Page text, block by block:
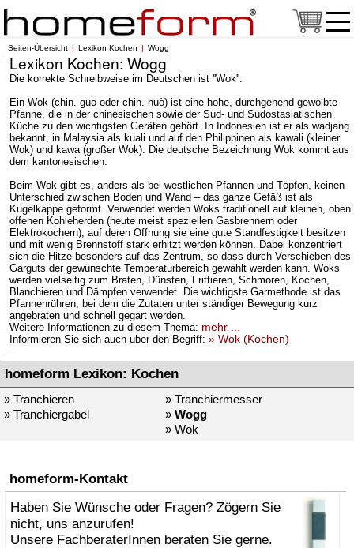
Seiten-Übersicht Lexikon Kochen Wogg
Lexikon Kochen: Wogg
Die korrekte Schreibweise im Deutschen ist ''Wok''.
Ein Wok (chin. guō oder chin. huò) ist eine hohe, durchgehend gewölbte
Pfanne, die in der chinesischen sowie der Süd- und Südostasiatischen
Küche zu den wichtigsten Geräten gehört. In Indonesien ist er als wadjang
bekannt, in Malaysia als kuali und auf den Philippinen als kawali (kleiner
Wok) und kawa (großer Wok). Die deutsche Bezeichnung Wok kommt aus
dem kantonesischen.
Beim Wok gibt es, anders als bei westlichen Pfannen und Töpfen, keinen
Unterschied zwischen Boden und Wand – das ganze Gefäß ist als
Kugelkappe geformt. Verwendet werden Woks traditionell auf kleinen, oben
offenen Kohleherden (heute meist speziellen Gasbrennern oder
Elektrokochern), auf deren Öffnung sie eine gute Standfestigkeit besitzen
und mit wenig Brennstoff stark erhitzt werden können. Dabei konzentriert
sich die Hitze besonders auf das Zentrum, so dass durch Verschieben des
Garguts der gewünschte Temperaturbereich gewählt werden kann. Woks
werden vielseitig zum Braten, Dünsten, Frittieren, Schmoren, Kochen,
Blanchieren und Dämpfen verwendet. Die wichtigste Garmethode ist das
Pfannenrühren, bei dem die Zutaten unter ständiger Bewegung kurz
angebraten und schnell gegart werden.
Weitere Informationen zu diesem Thema: mehr ...
Informieren Sie sich auch über den Begriff: » Wok (Kochen)
homeform Lexikon: Kochen
» Tranchieren
» Tranchiergabel
» Tranchiermesser
» Wogg
» Wok
homeform-Kontakt
Haben Sie Wünsche oder Fragen? Zögern Sie
nicht, uns anzurufen!
Unsere FachberaterInnen beraten Sie gerne.